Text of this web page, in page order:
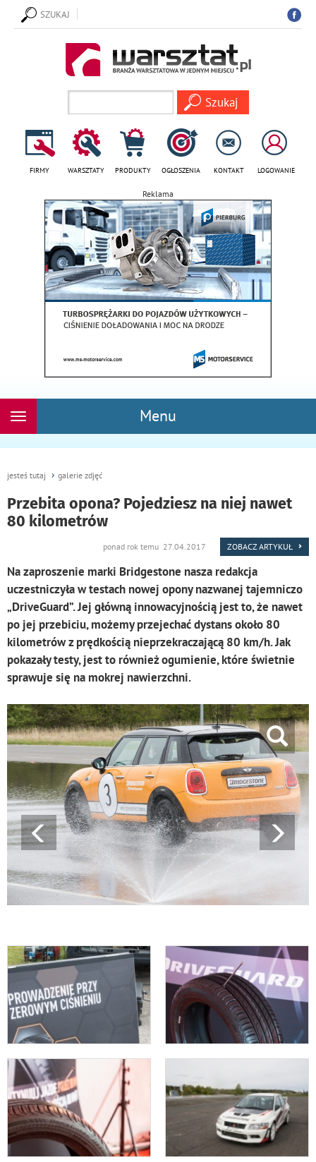
SZUKAJ
FIRMY WARSZTATY PRODUKTY OGŁOSZENIA KONTAKT LOGOWANIE
Reklama
Menu
Rozwiń
jesteś tutaj galerie zdjęć
Przebita opona? Pojedziesz na niej nawet
80 kilometrów
ponad rok temu 27.04.2017 ZOBACZ ARTYKUŁ
Na zaproszenie marki Bridgestone nasza redakcja
uczestniczyła w testach nowej opony nazwanej tajemniczo
„DriveGuard”. Jej główną innowacyjnością jest to, że nawet
po jej przebiciu, możemy przejechać dystans około 80
kilometrów z prędkością nieprzekraczającą 80 km/h. Jak
pokazały testy, jest to również ogumienie, które świetnie
sprawuje się na mokrej nawierzchni.